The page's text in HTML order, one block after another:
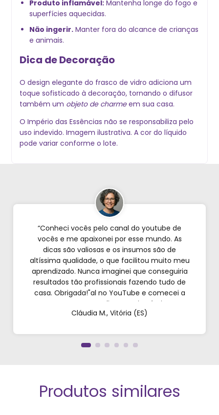
Produto inflamável: Mantenha longe do fogo e
superfícies aquecidas.
Não ingerir. Manter fora do alcance de crianças
e animais.
Dica de Decoração
O design elegante do frasco de vidro adiciona um
toque sofisticado à decoração, tornando o difusor
também um objeto de charmeem sua casa.
O Império das Essências não se responsabiliza pelo
uso indevido. Imagem ilustrativa. A cor do líquido
pode variar conforme o lote.
“Conheci vocês pelo canal do youtube de
vocês e me apaixonei por esse mundo. As
dicas são valiosas e os insumos são de
altíssima qualidade, o que facilitou muito meu
aprendizado. Nunca imaginei que conseguiria
resultados tão profissionais fazendo tudo de
casa. Obrigada!"al no YouTube e comecei a
testar em casa. As dicas são incríveis e os
produtos são exatamente como mostram nos
perfumes!”
Cláudia M., Vitória (ES)
Produtos similares